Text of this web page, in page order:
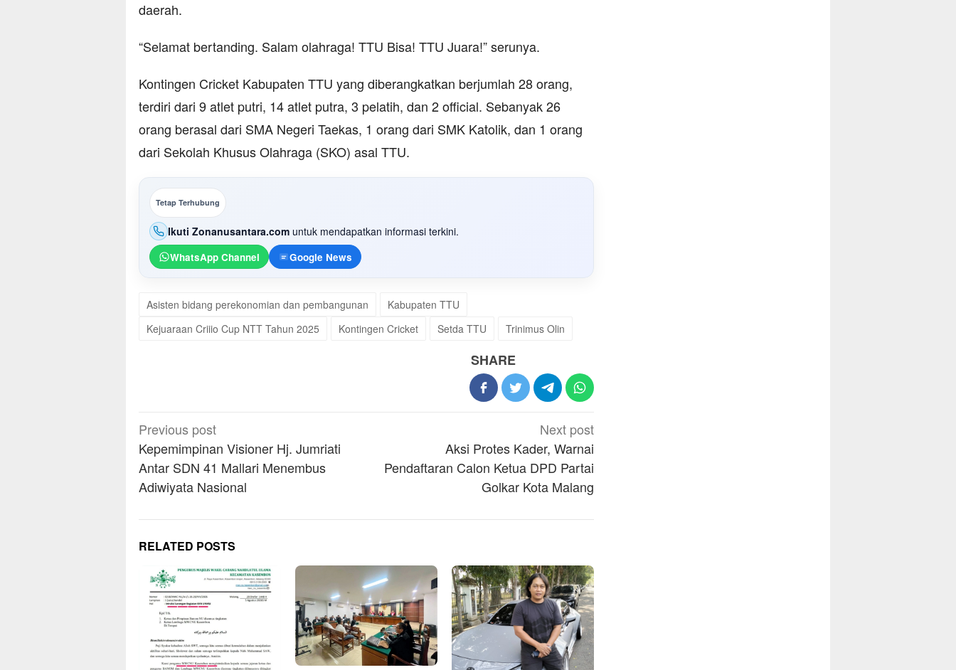
daerah.
“Selamat bertanding. Salam olahraga! TTU Bisa! TTU Juara!” serunya.
Kontingen Cricket Kabupaten TTU yang diberangkatkan berjumlah 28 orang,
terdiri dari 9 atlet putri, 14 atlet putra, 3 pelatih, dan 2 official. Sebanyak 26
orang berasal dari SMA Negeri Taekas, 1 orang dari SMK Katolik, dan 1 orang
dari Sekolah Khusus Olahraga (SKO) asal TTU.
Tetap Terhubung
Ikuti Zonanusantara.com untuk mendapatkan informasi terkini.
WhatsApp Channel Google News
Asisten bidang perekonomian dan pembangunan
Kabupaten TTU
Kejuaraan Criiio Cup NTT Tahun 2025
Kontingen Cricket Setda TTU Trinimus Olin
SHARE
Post
navigation
Previous post
Kepemimpinan Visioner Hj. Jumriati
Antar SDN 41 Mallari Menembus
Adiwiyata Nasional
Next post
Aksi Protes Kader, Warnai
Pendaftaran Calon Ketua DPD Partai
Golkar Kota Malang
RELATED POSTS